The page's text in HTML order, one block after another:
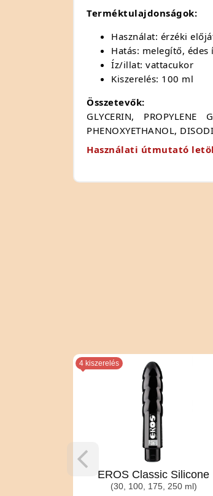
Terméktulajdonságok:
Használat: érzéki
Hatás: melegítő, édes
Íz/illat: vattacukor
Kiszerelés: 100 ml
Összetevők:
GLYCERIN,
PHENOXYETHANOL,
Használati útmutató
4 kiszerelés
EROS Classic Silicone
(30, 100, 175, 250 ml)